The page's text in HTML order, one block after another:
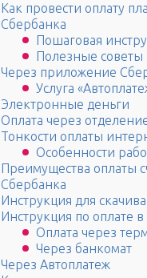
Как провести оплату
Сбербанка
Пошаговая
Полезные советы
Через приложение
Услуга
Электронные деньги
Оплата через
Тонкости оплаты
Особенности
Преимущества оплаты
Сбербанка
Инструкция для
Инструкция по оплате
Оплата через
Через банкомат
Через Автоплатеж